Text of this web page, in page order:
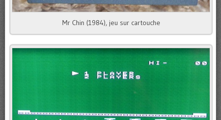
Mr Chin (1984), jeu sur cartouche